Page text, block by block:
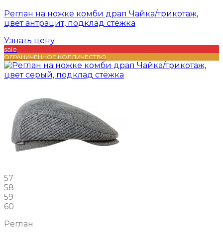
Реглан на ножке комби драп Чайка/трикотаж,
цвет антрацит, подклад стёжка
Узнать цену
sale
ОГРАНИЧЕННОЕ КОЛЛИЧЕСТВО
57
58
59
60
Реглан